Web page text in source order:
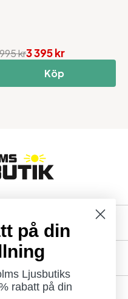
3 395 kr
kr
Köp
på din
Ljusbutiks
rabatt på din